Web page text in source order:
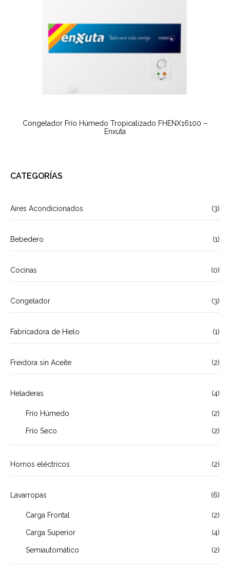
Congelador Frío Húmedo Tropicalizado FHENX16100 –
Enxuta
CATEGORÍAS
Aires Acondicionados (3)
Bebedero (1)
Cocinas (0)
Congelador (3)
Fabricadora de Hielo (1)
Freidora sin Aceite (2)
Heladeras (4)
Frío Húmedo (2)
Frío Seco (2)
Hornos eléctricos (2)
Lavarropas (6)
Carga Frontal (2)
Carga Superior (4)
Semiautomático (2)